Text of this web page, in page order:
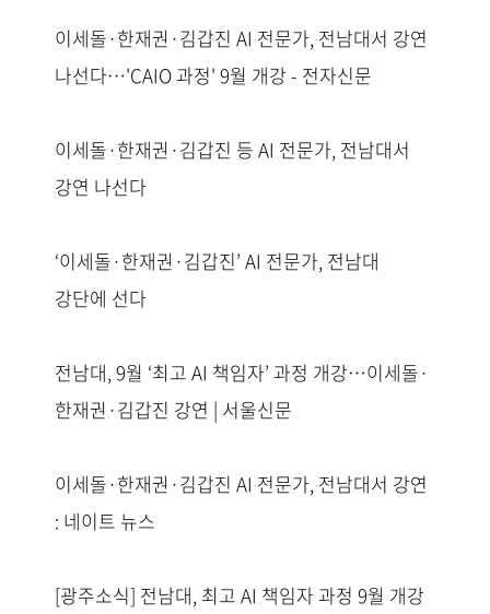
이세돌·한재권·김갑진 AI 전문가, 전남대서 강연
나선다…'CAIO 과정' 9월 개강 - 전자신문
이세돌·한재권·김갑진 등 AI 전문가, 전남대서
강연 나선다
‘이세돌·한재권·김갑진’ AI 전문가, 전남대
강단에 선다
전남대, 9월 ‘최고 AI 책임자’ 과정 개강…이세돌·
한재권·김갑진 강연 | 서울신문
이세돌·한재권·김갑진 AI 전문가, 전남대서 강연
: 네이트 뉴스
[광주소식] 전남대, 최고 AI 책임자 과정 9월 개강